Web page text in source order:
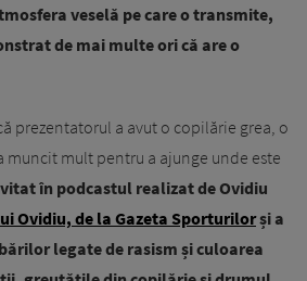
veselă pe care o transmite,
de mai multe ori că are o
prezentatorul a avut o copilărie grea, o
muncit mult pentru a ajunge unde este
în podcastul realizat de Ovidiu
Ovidiu, de la Gazeta Sporturilorși a
legate de rasism și culoarea